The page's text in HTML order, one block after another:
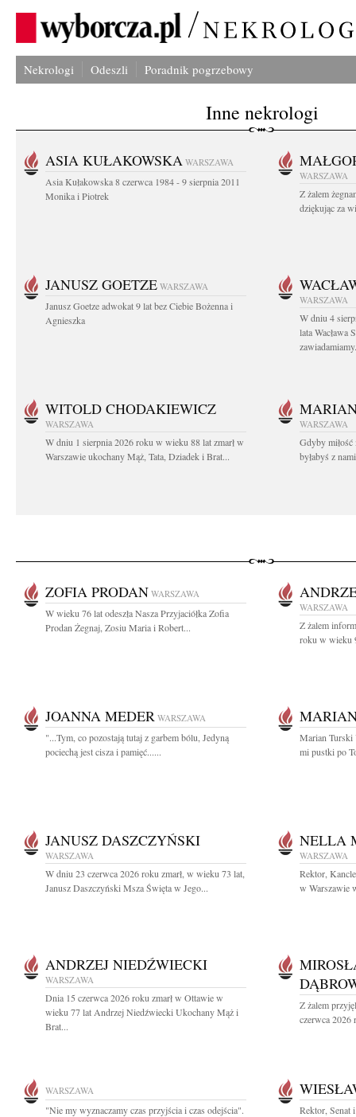
Nekrologi Odeszli Poradnik pogrzebowy
Inne nekrologi
ASIA KUŁAKOWSKA WARSZAWA
Asia Kułakowska 8 czerwca 1984 - 9 sierpnia 2011
Monika i Piotrek
WARSZAWA
Z żalem
dziękując za
JANUSZ GOETZE WARSZAWA
Janusz Goetze adwokat 9 lat bez Ciebie Bożenna i
Agnieszka
WARSZAWA
W dniu 4
lata Wacława
WITOLD CHODAKIEWICZ
WARSZAWA
W dniu 1 sierpnia 2026 roku w wieku 88 lat zmarł w
Warszawie ukochany Mąż, Tata, Dziadek i Brat...
WARSZAWA
Gdyby miłość
byłabyś z
ZOFIA PRODAN WARSZAWA
W wieku 76 lat odeszła Nasza Przyjaciółka Zofia
Prodan Żegnaj, Zosiu Maria i Robert...
WARSZAWA
Z żalem
roku w wieku
JOANNA MEDER WARSZAWA
"...Tym, co pozostają tutaj z garbem bólu, Jedyną
pociechą jest cisza i pamięć......
Marian Turski
mi pustki po
JANUSZ DASZCZYŃSKI
WARSZAWA
W dniu 23 czerwca 2026 roku zmarł, w wieku 73 lat,
Janusz Daszczyński Msza Święta w Jego...
NELLA
WARSZAWA
Rektor,
w Warszawie
ANDRZEJ NIEDŹWIECKI
WARSZAWA
Dnia 15 czerwca 2026 roku zmarł w Ottawie w
wieku 77 lat Andrzej Niedźwiecki Ukochany Mąż i
Brat...
Z żalem
czerwca 2026
WARSZAWA
"Nie my wyznaczamy czas przyjścia i czas odejścia".
Rektor, Senat